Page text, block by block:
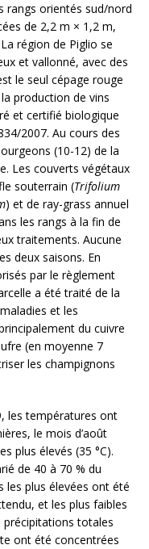
rangs orientés sud/nord
de 2,2 m × 1,2 m,
région de Piglio se
et vallonné, avec des
le seul cépage rouge
production de vins
et certifié biologique
2007. Au cours des
(10-12) de la
Les couverts végétaux
souterrain (Trifolium
) et de ray-grass annuel
les rangs à la fin de
traitements. Aucune
deux saisons. En
par le règlement
a été traité de la
et les
du cuivre
(en moyenne 7
les champignons
les températures ont
le mois d’août
plus élevés (35 °C).
de 40 à 70 % du
les plus élevées ont été
et les plus faibles
précipitations totales
ont été concentrées